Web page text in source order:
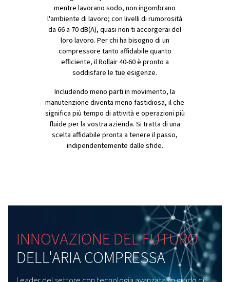
mantenere le cose in movimento, giorno dopo giorno,
l'affidabilità su cui puoi contare.
Questa gamma non si adatta solo al vostro spazio, ma
rispetta, occupando circa il 30% di spazio in meno
maggior parte dei compressori, il che li rende ideali
sovraccaricano l'area di lavoro; con livelli di rumore da
dB(A), difficilmente si noterà che stanno lavorando.
che necessitano di un compressore affidabile ed
Rollair 40-60 è pronto a fornire questi elementi.
Sistema di trasmissione a
avanzato